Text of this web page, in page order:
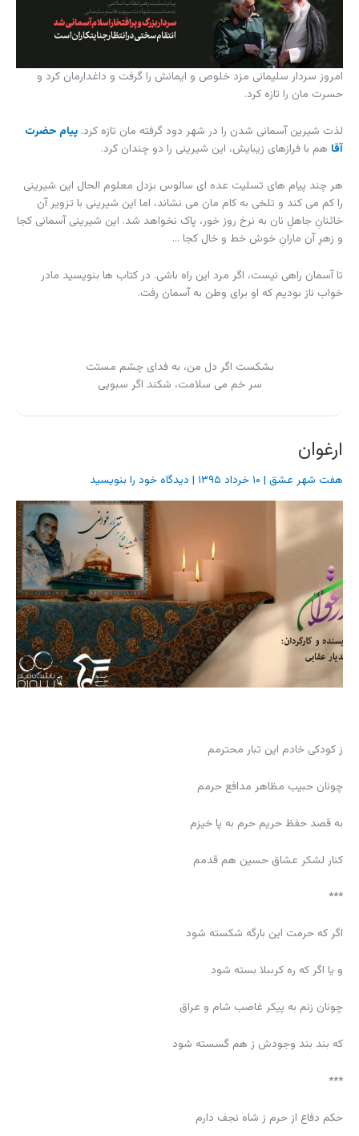
امروز سردار سلیمانی مزد خلوص و ایمانش را گرفت و داغدارمان کرد و
حسرت مان را تازه کرد.
لذت شیرین آسمانی شدن را در شهر دود گرفته مان تازه کرد. پیام حضرت
آقا هم با فرازهای زیبایش، این شیرینی را دو چندان کرد.
هر چند پیام های تسلیت عده ای سالوس بزدل معلوم الحال این شیرینی
را کم می کند و تلخی به کام مان می نشاند، اما این شیرینی با تزویر آن
خائنانِ جاهلِ نان به نرخ روز خور، پاک نخواهد شد. این شیرینی آسمانی کجا
و زهرِ آن مارانِ خوش خط و خال کجا …
تا آسمان راهی نیست، اگر مرد این راه باشی. در کتاب ها بنویسید مادر
خواب ناز بودیم که او برای وطن به آسمان رفت.
بشکست اگر دل من، به فدای چشم مستت
سر خم می سلامت، شکند اگر سبویی
ارغوان
هفت شهر عشق | ۱۰ خرداد ۱۳۹۵ | دیدگاه‌ خود را بنویسید
ز کودکی خادم این تبار محترمم
چونان حبیب مظاهر مدافع حرمم
به قصد حفظ حریم حرم به پا خیزم
کنار لشکر عشاق حسین هم قدمم
***
اگر که حرمت این بارگه شکسته شود
و یا اگر که ره کرببلا بسته شود
چونان زنم به پیکر غاصب شام و عراق
که بند بند وجودش ز هم گسسته شود
***
حکم دفاع از حرم ز شاه نجف دارم